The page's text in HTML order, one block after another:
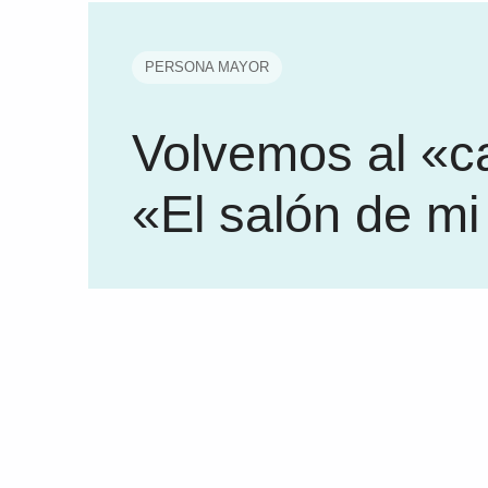
PERSONA MAYOR
Volvemos al
«El salón de